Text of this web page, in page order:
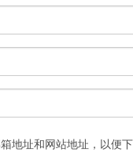
地址和网站地址，以便下